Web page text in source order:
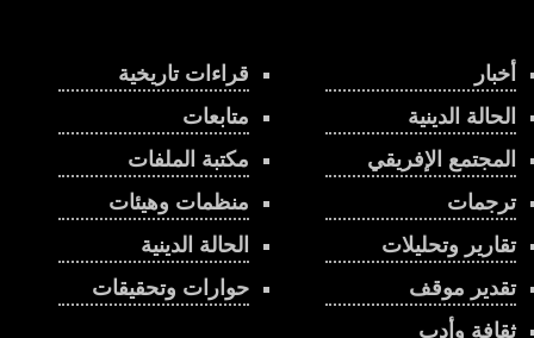
قراءات تاريخية
متابعات
مكتبة الملفات
منظمات وهيئات
الحالة الدينية
حوارات وتحقيقات
أخبار
الحالة الدينية
المجتمع الإفريقي
ترجمات
تقارير وتحليلات
تقدير موقف
ثقافة وأدب